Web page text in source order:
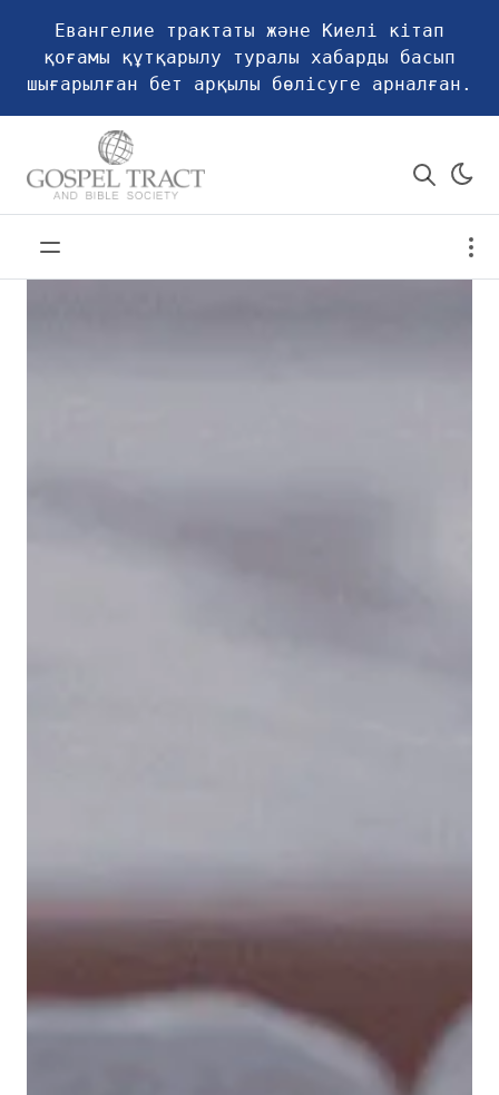
Евангелие трактаты және Киелі кітап
қоғамы құтқарылу туралы хабарды басып
шығарылған бет арқылы бөлісуге арналған.